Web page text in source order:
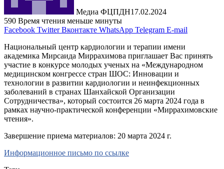
Медиа ФЦПДН17.02.2024
590 Время чтения меньше минуты
Facebook Twitter Вконтакте WhatsApp Telegram E-mail
Национальный центр кардиологии и терапии имени
академика Мирсаида Миррахимова приглашает Вас принять
участие в конкурсе молодых ученых на «Международном
медицинском конгрессе стран ШОС: Инновации и
технологии в развитии кардиологии и неинфекционных
заболеваний в странах Шанхайской Организации
Сотрудничества», который состоится 26 марта 2024 года в
рамках научно-практической конференции «Миррахимовские
чтения».
Завершение приема материалов: 20 марта 2024 г.
Информационное письмо по ссылке